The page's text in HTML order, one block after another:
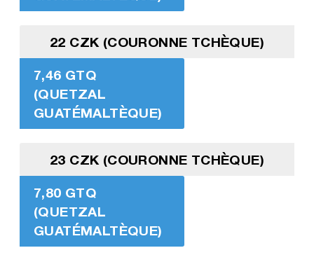
22 CZK (COURONNE TCHÈQUE)
7,46 GTQ
(QUETZAL
GUATÉMALTÈQUE)
23 CZK (COURONNE TCHÈQUE)
7,80 GTQ
(QUETZAL
GUATÉMALTÈQUE)